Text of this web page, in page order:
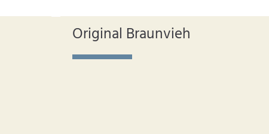
Original Braunvieh